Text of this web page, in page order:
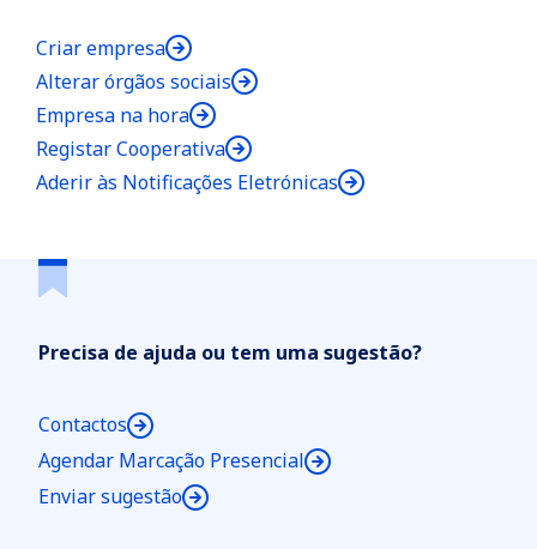
Criar empresa
Alterar órgãos sociais
Empresa na hora
Registar Cooperativa
Aderir às Notificações Eletrónicas
Precisa de ajuda ou tem uma sugestão?
Contactos
Agendar Marcação Presencial
Enviar sugestão